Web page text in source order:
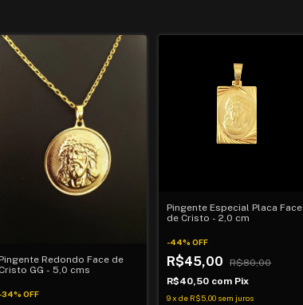
Redondo Face de
Cristo GG - 5,0 cms
-34% OFF
Pingente Especial Placa Face
de Cristo - 2,0 cm
-44%OFF
R$45,00
R$80,00
R$40,50 com Pix
9xde R$5,00 sem juros